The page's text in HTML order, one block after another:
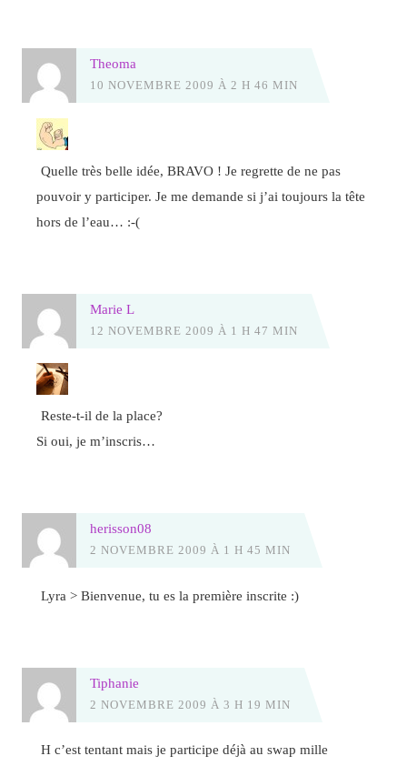
Theoma
10 NOVEMBRE 2009 À 2 H 46 MIN
Quelle très belle idée, BRAVO ! Je regrette de ne pas
pouvoir y participer. Je me demande si j’ai toujours la tête
hors de l’eau… :-(
Marie L
12 NOVEMBRE 2009 À 1 H 47 MIN
Reste-t-il de la place?
Si oui, je m’inscris…
herisson08
2 NOVEMBRE 2009 À 1 H 45 MIN
Lyra > Bienvenue, tu es la première inscrite :)
Tiphanie
2 NOVEMBRE 2009 À 3 H 19 MIN
H c’est tentant mais je participe déjà au swap mille